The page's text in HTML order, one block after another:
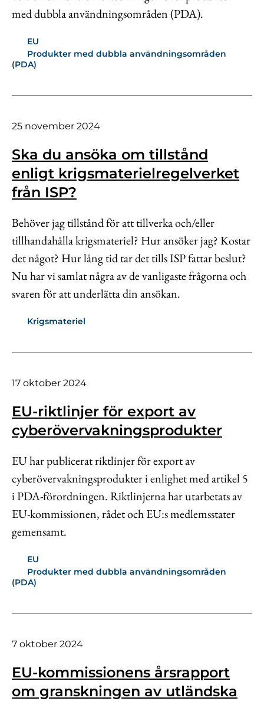
med dubbla användningsområden (PDA).
EU
Produkter med dubbla användningsområden
(PDA)
25 november 2024
Ska du ansöka om tillstånd
enligt krigsmaterielregelverket
från ISP?
Behöver jag tillstånd för att tillverka och/eller
tillhandahålla krigsmateriel? Hur ansöker jag? Kostar
det något? Hur lång tid tar det tills ISP fattar beslut?
Nu har vi samlat några av de vanligaste frågorna och
svaren för att underlätta din ansökan.
Krigsmateriel
17 oktober 2024
EU-riktlinjer för export av
cyberövervakningsprodukter
EU har publicerat riktlinjer för export av
cyberövervakningsprodukter i enlighet med artikel 5
i PDA-förordningen. Riktlinjerna har utarbetats av
EU-kommissionen, rådet och EU:s medlemsstater
gemensamt.
EU
Produkter med dubbla användningsområden
(PDA)
7 oktober 2024
EU-kommissionens årsrapport
om granskningen av utländska